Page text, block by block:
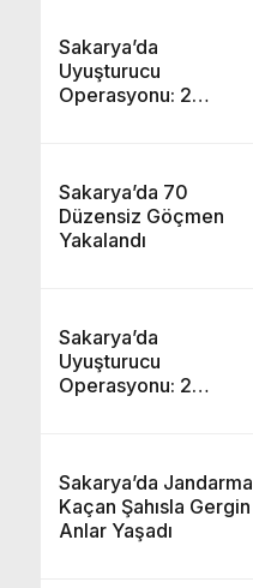
Sakarya’da
Uyuşturucu
Operasyonu: 2
Sakarya’da 70
Düzensiz Göçmen
Yakalandı
Sakarya’da
Uyuşturucu
Operasyonu: 2
Sakarya’da Jandarma
Kaçan Şahısla Gergin
Anlar Yaşadı